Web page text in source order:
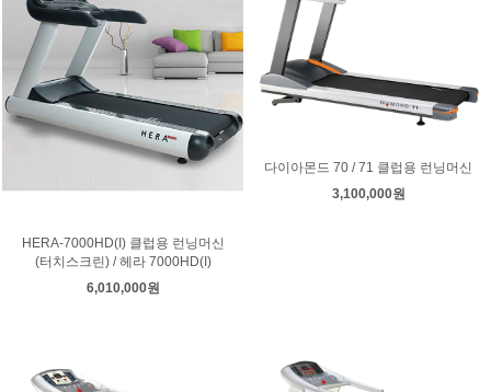
HERA-7000HD(I) 클럽용 런닝머신
(터치스크린) / 헤라 7000HD(I)
6,010,000원
다이아몬드 70 / 71 클럽용 런닝머신
3,100,000원